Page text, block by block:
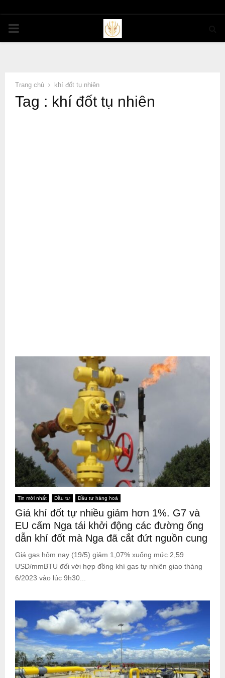
PRIMARY
Trang chủ khí đốt tụ nhiên
Tag : khí đốt tụ nhiên
Tin mới nhất Đầu tư Đầu tư hàng hoá
Giá khí đốt tự nhiều giảm hơn 1%. G7 và
EU cấm Nga tái khởi động các đường ống
dẫn khí đốt mà Nga đã cắt đứt nguồn cung
Giá gas hôm nay (19/5) giảm 1,07% xuống mức 2,59
USD/mmBTU đối với hợp đồng khí gas tự nhiên giao tháng
6/2023 vào lúc 9h30...